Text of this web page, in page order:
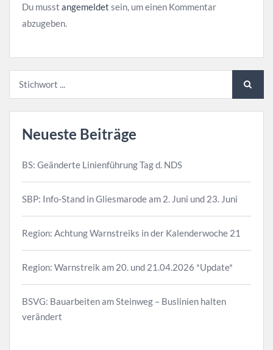
Du musst angemeldet sein, um einen Kommentar
abzugeben.
Neueste Beiträge
BS: Geänderte Linienführung Tag d. NDS
SBP: Info-Stand in Gliesmarode am 2. Juni und 23. Juni
Region: Achtung Warnstreiks in der Kalenderwoche 21
Region: Warnstreik am 20. und 21.04.2026 *Update*
BSVG: Bauarbeiten am Steinweg – Buslinien halten
verändert